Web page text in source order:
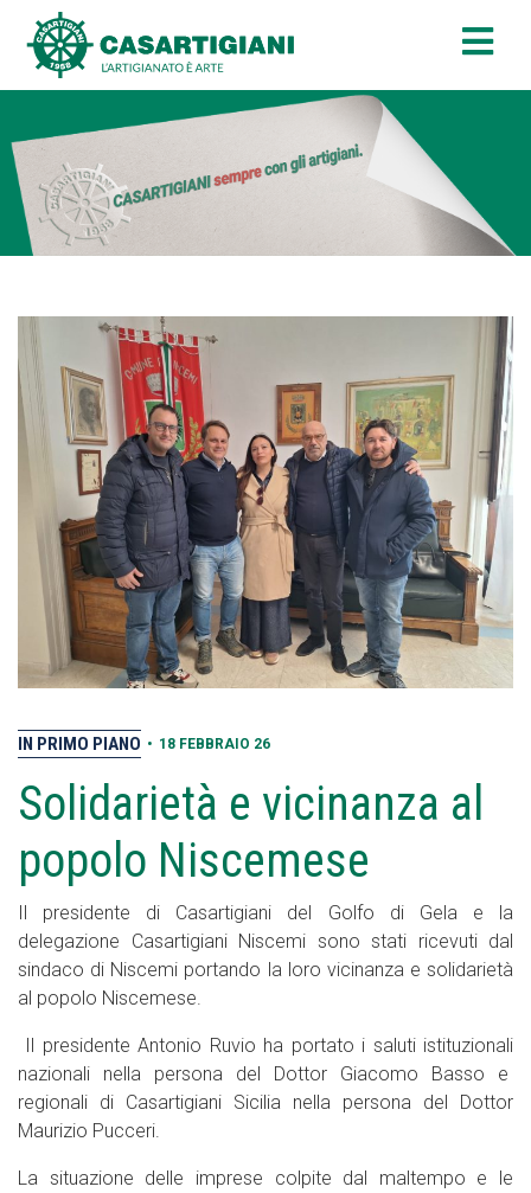
IN PRIMO PIANO • 18 FEBBRAIO 26
Solidarietà e vicinanza al
popolo Niscemese
Il presidente di Casartigiani del Golfo di Gela e la
delegazione Casartigiani Niscemi sono stati ricevuti dal
sindaco di Niscemi portando la loro vicinanza e solidarietà
al popolo Niscemese.
Il presidente Antonio Ruvio ha portato i saluti istituzionali
nazionali nella persona del Dottor Giacomo Basso e
regionali di Casartigiani Sicilia nella persona del Dottor
Maurizio Pucceri.
La situazione delle imprese colpite dal maltempo e le